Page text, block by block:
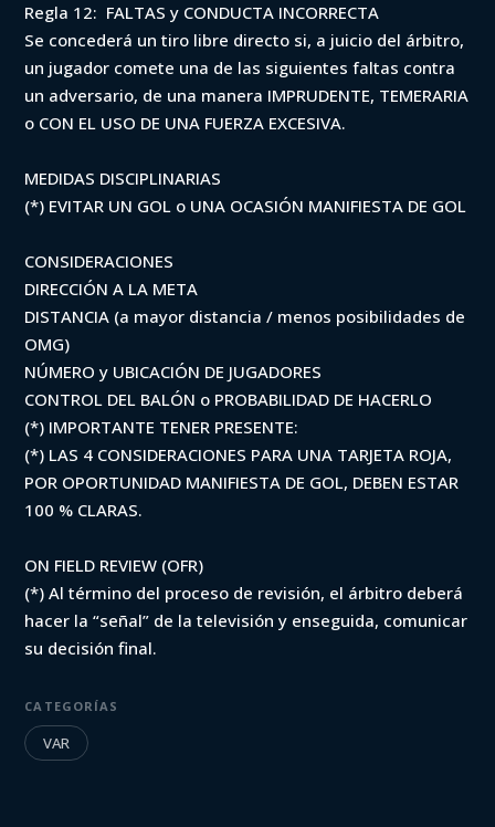
Regla 12: FALTAS y CONDUCTA INCORRECTA
Se concederá un tiro libre directo si, a juicio del árbitro,
un jugador comete una de las siguientes faltas contra
un adversario, de una manera IMPRUDENTE, TEMERARIA
o CON EL USO DE UNA FUERZA EXCESIVA.
MEDIDAS DISCIPLINARIAS
(*) EVITAR UN GOL o UNA OCASIÓN MANIFIESTA DE GOL
CONSIDERACIONES
DIRECCIÓN A LA META
DISTANCIA (a mayor distancia / menos posibilidades de
OMG)
NÚMERO y UBICACIÓN DE JUGADORES
CONTROL DEL BALÓN o PROBABILIDAD DE HACERLO
(*) IMPORTANTE TENER PRESENTE:
(*) LAS 4 CONSIDERACIONES PARA UNA TARJETA ROJA,
POR OPORTUNIDAD MANIFIESTA DE GOL, DEBEN ESTAR
100 % CLARAS.
ON FIELD REVIEW (OFR)
(*) Al término del proceso de revisión, el árbitro deberá
hacer la “señal” de la televisión y enseguida, comunicar
su decisión final.
CATEGORÍAS
VAR